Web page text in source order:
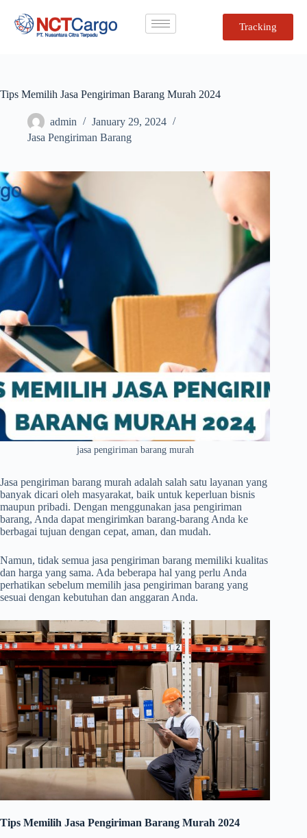
Tracking
Tips Memilih Jasa Pengiriman Barang Murah 2024
admin
January 29, 2024
Jasa Pengiriman Barang
jasa pengiriman barang murah
Jasa pengiriman barang murah adalah salah satu layanan yang
banyak dicari oleh masyarakat, baik untuk keperluan bisnis
maupun pribadi. Dengan menggunakan jasa pengiriman
barang, Anda dapat mengirimkan barang-barang Anda ke
berbagai tujuan dengan cepat, aman, dan mudah.
Namun, tidak semua jasa pengiriman barang memiliki kualitas
dan harga yang sama. Ada beberapa hal yang perlu Anda
perhatikan sebelum memilih jasa pengiriman barang yang
sesuai dengan kebutuhan dan anggaran Anda.
Tips Memilih Jasa Pengiriman Barang Murah 2024